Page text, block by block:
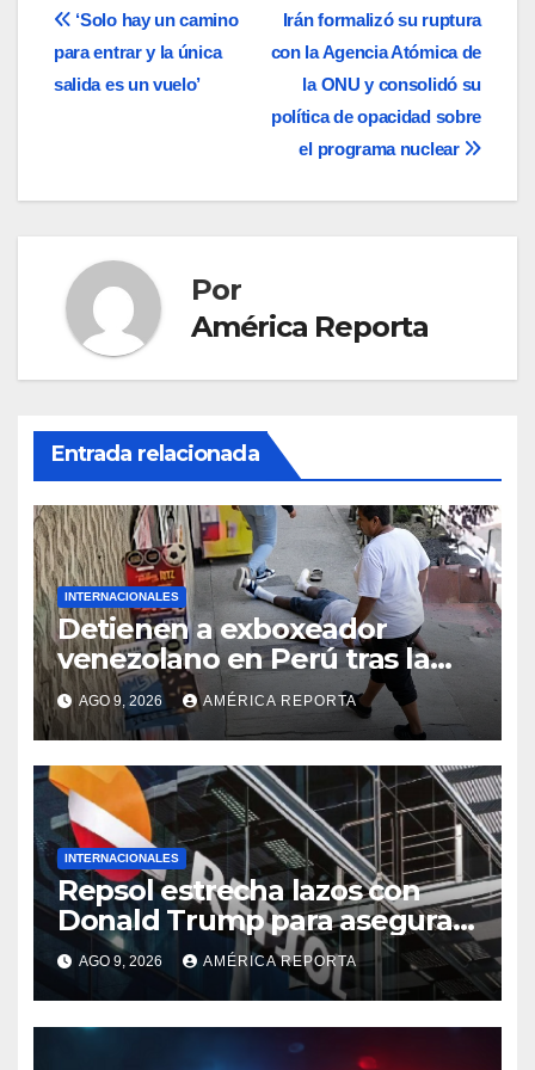
Navegación
de
Irán formalizó su ruptura
con la Agencia Atómica de
la ONU y consolidó su
política de opacidad sobre
el programa nuclear
‘Solo hay un camino
para entrar y la única
salida es un vuelo’
Por
América Reporta
Entrada relacionada
INTERNACIONALES
Detienen a exboxeador
venezolano en Perú tras la
muerte de mototaxista
durante una riña
AGO 9, 2026 AMÉRICA REPORTA
INTERNACIONALES
Repsol estrecha lazos con
Donald Trump para asegurar
negocios en Venezuela
AGO 9, 2026 AMÉRICA REPORTA